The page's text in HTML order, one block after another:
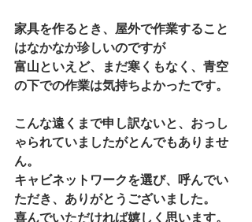
家具を作るとき、屋外で作業すること
はなかなか珍しいのですが
富山といえど、まだ寒くもなく、青空
の下での作業は気持ちよかったです。
こんな遠くまで申し訳ないと、おっし
ゃられていましたがとんでもありませ
ん。
キャビネットワークを選び、呼んでい
ただき、ありがとうございました。
喜んでいただければ嬉しく思います。